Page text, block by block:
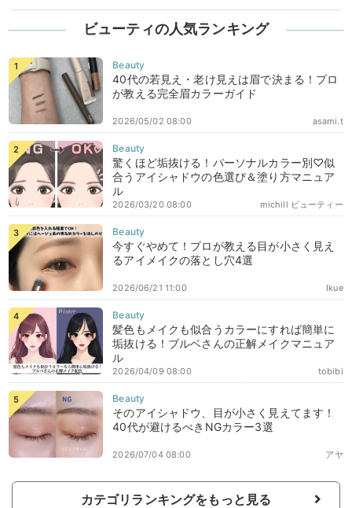
ビューティの人気ランキング
40代の若見え・老け見えは眉で決まる！プロ
が教える完全眉カラーガイド
asami.t
2026/05/02 08:00
驚くほど垢抜ける！パーソナルカラー別♡似
合うアイシャドウの色選び＆塗り方マニュア
ル
michill ビューティー
2026/03/20 08:00
今すぐやめて！プロが教える目が小さく見え
るアイメイクの落とし穴4選
Ikue
2026/06/21 11:00
髪色もメイクも似合うカラーにすれば簡単に
垢抜ける！ブルベさんの正解メイクマニュア
ル
tobibi
2026/04/09 08:00
そのアイシャドウ、目が小さく見えてます！
40代が避けるべきNGカラー3選
アヤ
2026/07/04 08:00
カテゴリランキングをもっと見る